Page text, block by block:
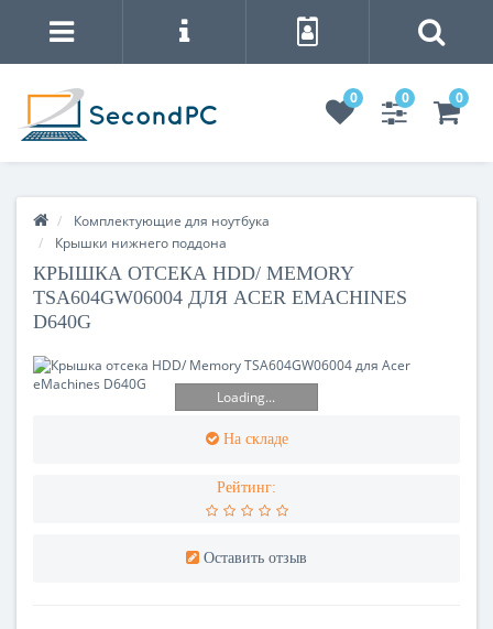
0 0 0
Комплектующие для ноутбука
Крышки нижнего поддона
КРЫШКА ОТСЕКА HDD/ MEMORY
TSA604GW06004 ДЛЯ ACER EMACHINES
D640G
Loading...
На складе
Рейтинг:
Оставить отзыв